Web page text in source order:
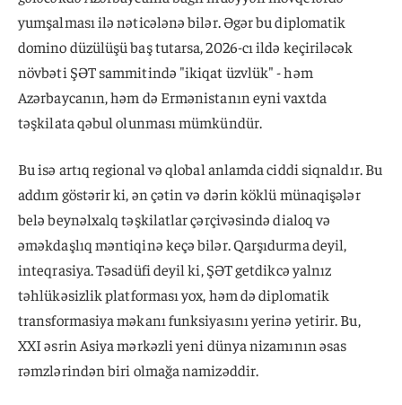
yumşalması ilə nəticələnə bilər. Əgər bu diplomatik
domino düzülüşü baş tutarsa, 2026-cı ildə keçiriləcək
növbəti ŞƏT sammitində "ikiqat üzvlük" - həm
Azərbaycanın, həm də Ermənistanın eyni vaxtda
təşkilata qəbul olunması mümkündür.
Bu isə artıq regional və qlobal anlamda ciddi siqnaldır. Bu
addım göstərir ki, ən çətin və dərin köklü münaqişələr
belə beynəlxalq təşkilatlar çərçivəsində dialoq və
əməkdaşlıq məntiqinə keçə bilər. Qarşıdurma deyil,
inteqrasiya. Təsadüfi deyil ki, ŞƏT getdikcə yalnız
təhlükəsizlik platforması yox, həm də diplomatik
transformasiya məkanı funksiyasını yerinə yetirir. Bu,
XXI əsrin Asiya mərkəzli yeni dünya nizamının əsas
rəmzlərindən biri olmağa namizəddir.